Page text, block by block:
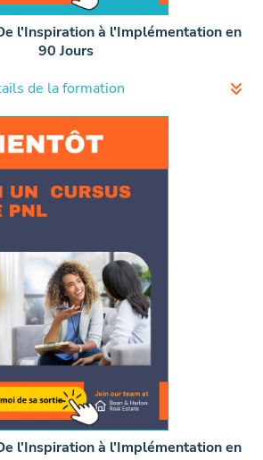
l'Inspiration à l'Implémentation en
90 Jours
de la formation
révéler vos talents et aligner
votre mission.
Puissantes :Passez de la
en développant un catalogue
et convertissent votre clientèle
à Coup Sûr ! Notre
ne se limite pas à
vous propulse vers l'action,
en œuvre sûre et efficace pour
en moins de 90 jours.
Lire plus
l'Inspiration à l'Implémentation en